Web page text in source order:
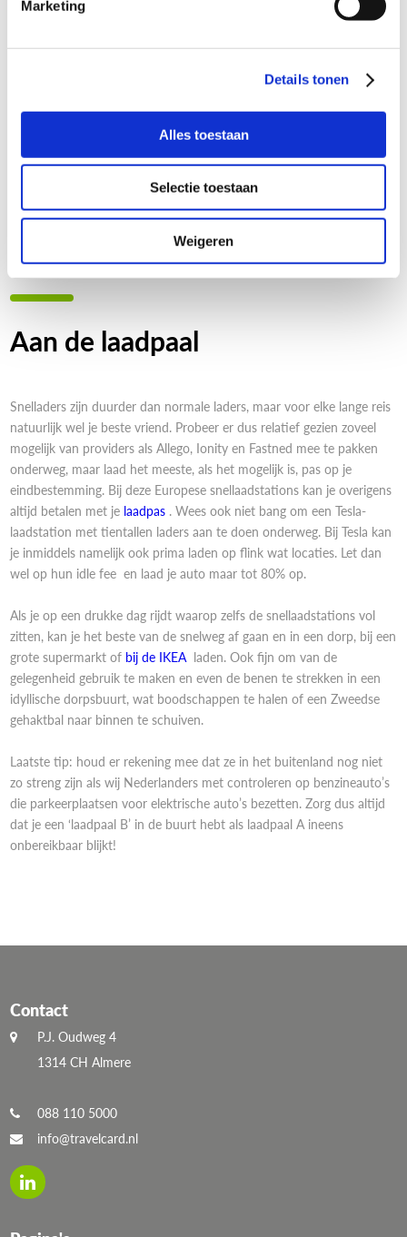
Marketing
Details tonen
Alles toestaan
Selectie toestaan
Weigeren
Aan de laadpaal
Snelladers zijn duurder dan normale laders, maar voor elke lange reis
natuurlijk wel je beste vriend. Probeer er dus relatief gezien zoveel
mogelijk van providers als Allego, Ionity en Fastned mee te pakken
onderweg, maar laad het meeste, als het mogelijk is, pas op je
eindbestemming. Bij deze Europese snellaadstations kan je overigens
altijd betalen met je laadpas . Wees ook niet bang om een Tesla-
laadstation met tientallen laders aan te doen onderweg. Bij Tesla kan
je inmiddels namelijk ook prima laden op flink wat locaties. Let dan
wel op hun idle fee en laad je auto maar tot 80% op.
Als je op een drukke dag rijdt waarop zelfs de snellaadstations vol
zitten, kan je het beste van de snelweg af gaan en in een dorp, bij een
grote supermarkt of bij de IKEA laden. Ook fijn om van de
gelegenheid gebruik te maken en even de benen te strekken in een
idyllische dorpsbuurt, wat boodschappen te halen of een Zweedse
gehaktbal naar binnen te schuiven.
Laatste tip: houd er rekening mee dat ze in het buitenland nog niet
zo streng zijn als wij Nederlanders met controleren op benzineauto’s
die parkeerplaatsen voor elektrische auto’s bezetten. Zorg dus altijd
dat je een ‘laadpaal B’ in de buurt hebt als laadpaal A ineens
onbereikbaar blijkt!
Contact
P.J. Oudweg 4
1314 CH Almere
088 110 5000
info@travelcard.nl